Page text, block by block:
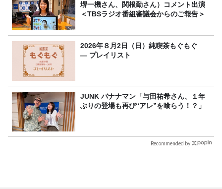
堺一機さん、関根勤さん）コメント出演
＜TBSラジオ番組審議会からのご報告＞
2026年８月2日（日）純喫茶もぐもぐ
― プレイリスト
JUNK バナナマン「与田祐希さん、１年
ぶりの登場も再び“アレ”を喰らう！？」
Recommended by